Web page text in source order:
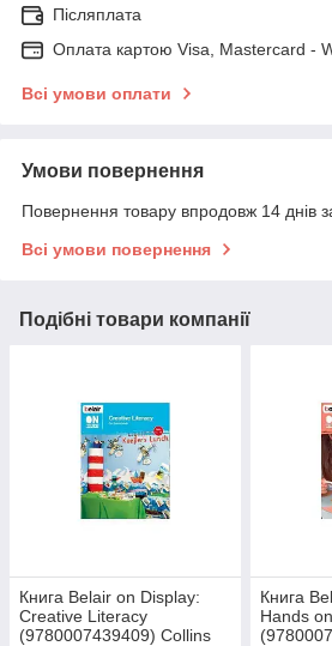
Післяплата
Оплата картою Visa, Mastercard -
Всі умови оплати
Умови повернення
Повернення товару впродовж 14 днів
Всі умови повернення
Подібні товари компанії
Книга Belair on Display:
Creative Literacy
(9780007439409) Collins
Книга
Hands